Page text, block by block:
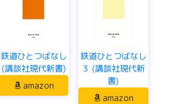
鉄道ひとつばなし
(講談社現代新書)
amazon
鉄道ひとつばなし
３ (講談社現代新
書)
amazon